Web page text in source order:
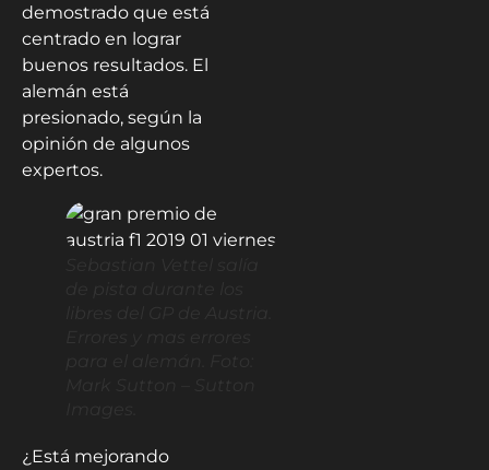
demostrado que está
centrado en lograr
buenos resultados. El
alemán está
presionado, según la
opinión de algunos
expertos.
¿Está mejorando